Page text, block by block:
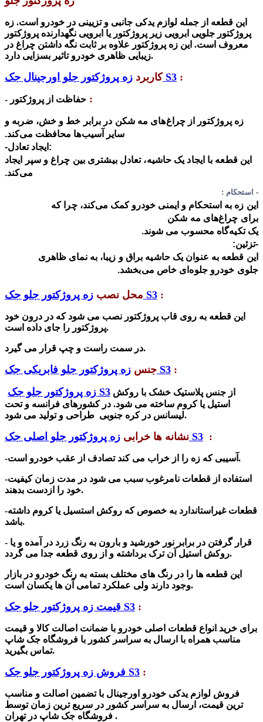
این قطعه از جمله لوازم یدکی جانبی و تزیینی در خودرو است. ز ه
پروژکتور جلویی ابرویی زیر پروژکتور یا ابرویی نگهدارنده پروژکتور
معروف است. این زه پروژکتور علاوه بر ثابت نگه داشتن چراغ در
زیبایی ظاهری خودرو تاثیر بسزایی دارد.
کاربردزه پروژکتور جلو اورجینال جک S3 :
- حفاظت از پروژکتور :
زه پروژکتور از چراغ‌های مه شکن در برابر خط و خش، ضربه و
سایر آسیب‌ها محافظت می‌کند.
-ایجاد تعادل:
این قطعه با ایجاد یک حاشیه، تعادل بیشتری بین چراغ و سپر ایجاد
می‌کند.
- استحکام :
این زه به استحکام و ایمنی خودرو کمک می‌کند، چرا که
برای چراغ‌های مه شکن
یک تکیه‌گاه محسوب می شوند.
-تزئین:
این قطعه به عنوان یک حاشیه براق و زیبا، به نمای ظاهری
جلوی خودرو جلوه‌ای خاص می‌بخشد.
محل نصب زه پروژکتور جلو جک S3 :
این قطعه به روی قاب پروژکتور نصب می شود که در درون خود
پروژکتور را جای داده است.
در سمت راست و چپ قرار می گیرد.
جنس زه پروژکتور جلو فابریکی جک S3 :
زه پروژکتور جلو جک S3
استیل یا کروم ساخته می شود. در کشورهای فرانسه و تحت
لیسانس در کره جنوبی طراحی و تولید می شود.
نشانه ها خرابی زه پروژکتور جلو اصلی جک S3 :
-آسیبی که زه را از خراب می کند تصادف از عقب خودرو است.
-استفاده از قطعات نامرغوب سبب می شود در مدت زمان کیفیت
خود را ازدست بدهند.
-قطعات غیراستاندارد به خصوص که روکش استسیل یا کروم داشته
باشد.
- قرار گرفتن در برابر نور خورشید و بارون به رنگ زرد در آمده و یا
روکش استیل آن ترک برداشته و از روی قطعه جدا می گردد.
این قطعه ها را در رنگ های مختلف بسته به رنگ خودرو در بازار
وجود دارند ولی عملکرد تمامی آن ها یکسان است.
قیمت زه پروژکتور جلو جک S3 :
برای خرید انواع قطعات اصلی خودرو با ضمانت اصالت کالا و قیمت
مناسب همراه با ارسال به سراسر کشور با فروشگاه جک شاپ
تماس بگیرید.
فروش زه پروژکتور جلو جک S3 :
فروش لوازم یدکی خودرو اورجینال با تضمین اصالت و مناسب
ترین قیمت، ارسال به سراسر کشور در سریع ترین زمان توسط
فروشگاه جک شاپ در تهران .